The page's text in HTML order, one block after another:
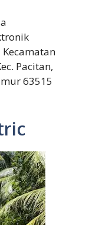
Kecamatan
Pacitan,
63515